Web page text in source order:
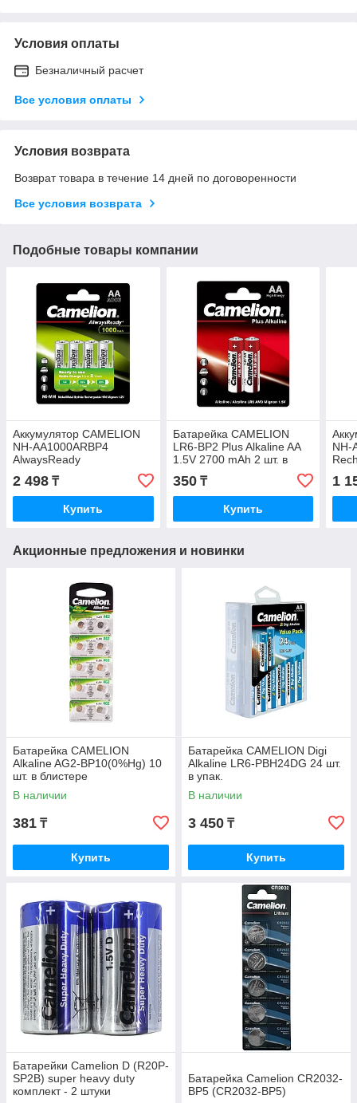
Условия оплаты
Безналичный расчет
Все условия оплаты
Условия возврата
Возврат товара в течение 14 дней по договоренности
Все условия возврата
Подобные товары компании
Аккумулятор CAMELION
NH-AA1000ARBP4
AlwaysReady
Rechargeable AA 1.2V
1000 mAh 4 шт. в блистере
2 498 ₸
Купить
Батарейка CAMELION
LR6-BP2 Plus Alkaline AA
1.5V 2700 mAh 2 шт. в
блистере
350₸
Купить
NH-
1
Акционные предложения и новинки
Батарейка CAMELION
Alkaline AG2-BP10(0%Hg) 10
шт. в блистере
В наличии
381 ₸
Купить
Батарейка CAMELION Digi
Alkaline LR6-PBH24DG 24 шт.
в упак.
В наличии
3 450 ₸
Купить
Батарейки Camelion D (R20P-
SP2B) super heavy duty
комплект - 2 штуки
Батарейка Camelion CR2032-
BP5 (CR2032-BP5)